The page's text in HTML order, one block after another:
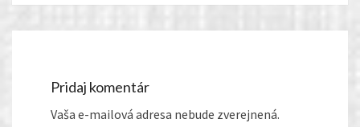
Pridaj komentár
Vaša e-mailová adresa nebude zverejnená.